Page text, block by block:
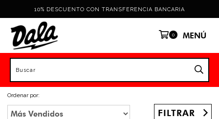
10% DESCUENTO CON TRANSFERENCIA BANCARIA
0 MENÚ
Ordenar por:
FILTRAR